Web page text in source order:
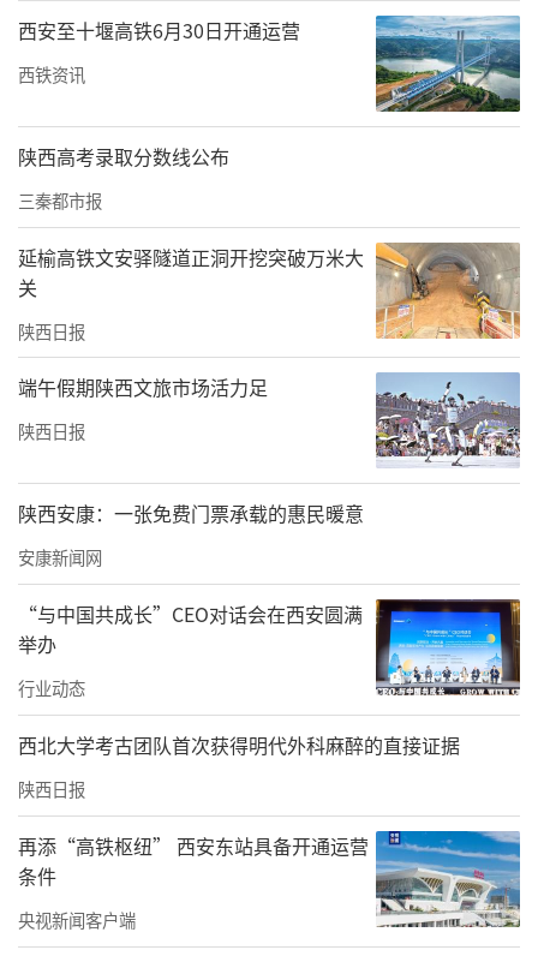
员7人，企业兼职队员23人。应急救援队遵循谁
受益谁出资的原则，由县人民政府适当补助，
辖区8家非煤矿山企业联合出资，保障矿山应急
救援队人员、装备和日常运行。专职队员在消
防救援大队训练，兼职队员在矿驻训，制定训
练计划，定期培训并到矿山开展联合演练，每
季度开展矿山消防安全检查。
仪式开始前，市应急管理局局长乐荣还带队到
汉阴县城关镇和新城社区对安全生产责任落实
和年末岁首安全生产大排查、大检查“百日攻
坚战”情况进行督导检查。
责任编辑：白睿祺 李晓庆
西安至十堰高铁6月30日开通运营
西铁资讯
陕西高考录取分数线公布
三秦都市报
延榆高铁文安驿隧道正洞开挖突破万米大
关
陕西日报
端午假期陕西文旅市场活力足
陕西日报
陕西安康：一张免费门票承载的惠民暖意
安康新闻网
“与中国共成长”CEO对话会在西安圆满
举办
行业动态
西北大学考古团队首次获得明代外科麻醉的直接证据
陕西日报
再添“高铁枢纽” 西安东站具备开通运营
条件
央视新闻客户端